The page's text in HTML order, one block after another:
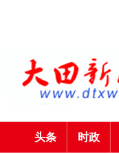
头条 时政